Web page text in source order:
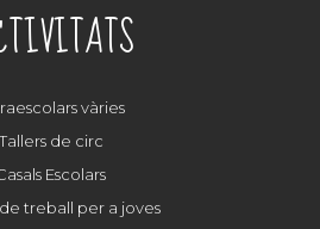
vàries
Tallers de circ
Escolars
treball per a joves